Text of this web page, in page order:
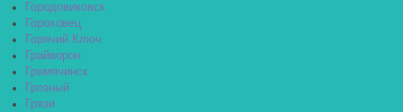
Городовиковск
Гороховец
Горячий Ключ
Грайворон
Гремячинск
Грозный
Грязи